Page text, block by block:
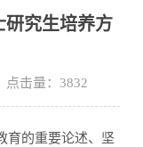
研究生培养方
击量： 3832
育的重要论述、坚